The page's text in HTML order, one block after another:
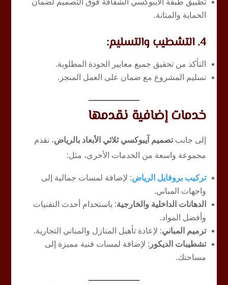
الحماية والمتانة.
4. التشطيب والتسليم:
التأكد من تحقيق جميع معايير الجودة المطلوبة.
تسليم المشروع مع ضمان على العمل المنجز.
خدمات إضافية نقدمها
إلى جانبتصميم آيبوكسي ثلاثي الأبعاد بالرياض، نقدم
مجموعة واسعة من الخدمات الأخرى، مثل:
تركيب بروفايل الرياض: لإضافة لمسات جمالية إلى
واجهات المباني.
الدهانات الداخلية والخارجية: باستخدام أحدث التقنيات
وأفضل المواد.
ترميم المباني: لإعادة تأهيل المنازل والمباني التجارية.
تشطيبات الديكور : لإضافة لمسات فنية مميزة إلى
مساحتك.